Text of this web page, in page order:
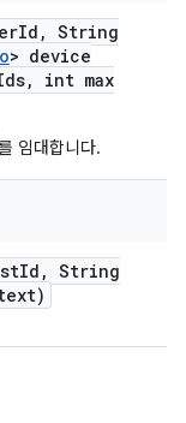
Id , String
> device
,
int max
임대합니다.
Id , String